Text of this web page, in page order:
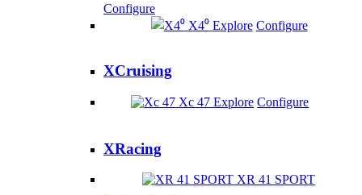
Configure
X4⁰ Explore Configure
XCruising
Xc 47 Explore Configure
XRacing
XR 41 SPORT